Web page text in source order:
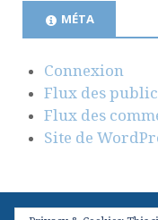
MÉTA
Connexion
Flux des
Flux des
Site de